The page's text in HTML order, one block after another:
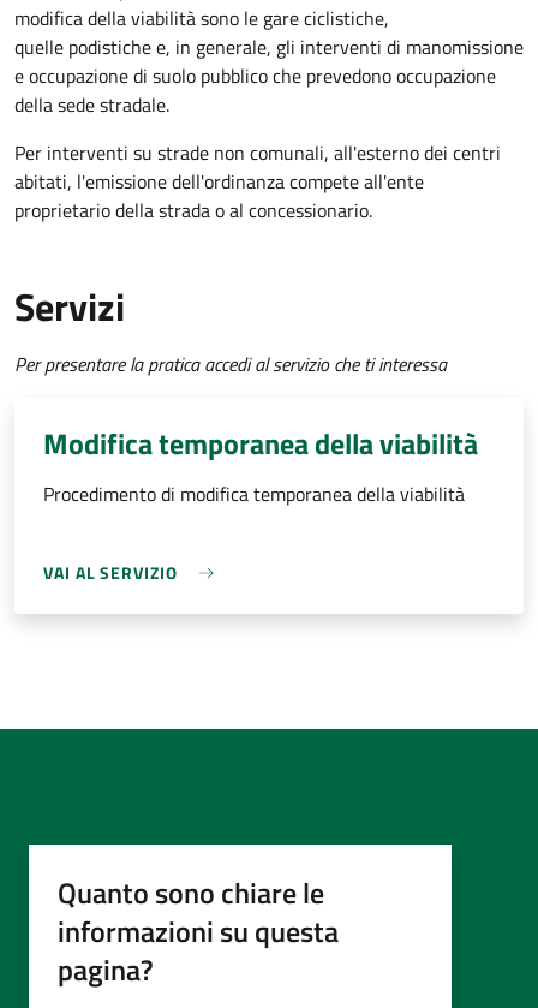
modifica della viabilità sono le gare ciclistiche,
quelle podistiche e, in generale, gli interventi di manomissione
e occupazione di suolo pubblico che prevedono occupazione
della sede stradale.
Per interventi su strade non comunali, all'esterno dei centri
abitati, l'emissione dell'ordinanza compete all'ente
proprietario della strada o al concessionario.
Servizi
Per presentare la pratica accedi al servizio che ti interessa
Modifica temporanea della viabilità
Procedimento di modifica temporanea della viabilità
VAI AL SERVIZIO
Quanto sono chiare le
informazioni su questa
pagina?